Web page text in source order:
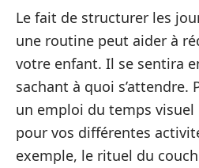
Le fait de structurer les
une routine peut aider à
votre enfant. Il se sentira
sachant à quoi s’attendre.
un emploi du temps
pour vos différentes
exemple, le rituel du